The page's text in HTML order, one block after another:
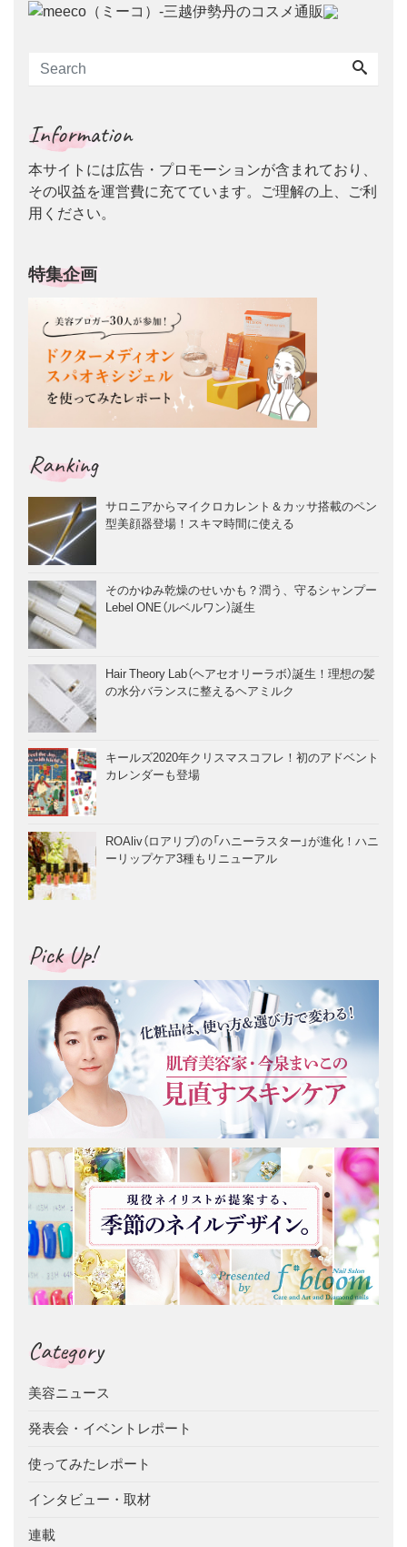
Information
本サイトには広告・プロモーションが含まれており、
その収益を運営費に充てています。ご理解の上、ご利
用ください。
特集企画
Ranking
サロニアからマイクロカレント＆カッサ搭載のペン
型美顔器登場！スキマ時間に使える
そのかゆみ乾燥のせいかも？潤う、守るシャンプー
Lebel ONE（ルベルワン）誕生
Hair Theory Lab（ヘアセオリーラボ）誕生！理想の髪
の水分バランスに整えるヘアミルク
キールズ2020年クリスマスコフレ！初のアドベント
カレンダーも登場
ROAliv（ロアリブ）の「ハニーラスター」が進化！ハニ
ーリップケア3種もリニューアル
Pick Up!
Category
美容ニュース
発表会・イベントレポート
使ってみたレポート
インタビュー・取材
連載